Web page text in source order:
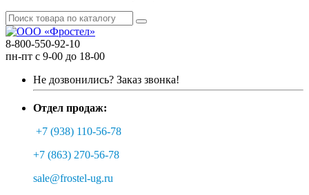
8-800-550-92-10
пн-пт с 9-00 до 18-00
Не дозвонились? Заказ звонка!
Отдел продаж:
+7 (938) 110-56-78
+7 (863) 270-56-78
sale@frostel-ug.ru